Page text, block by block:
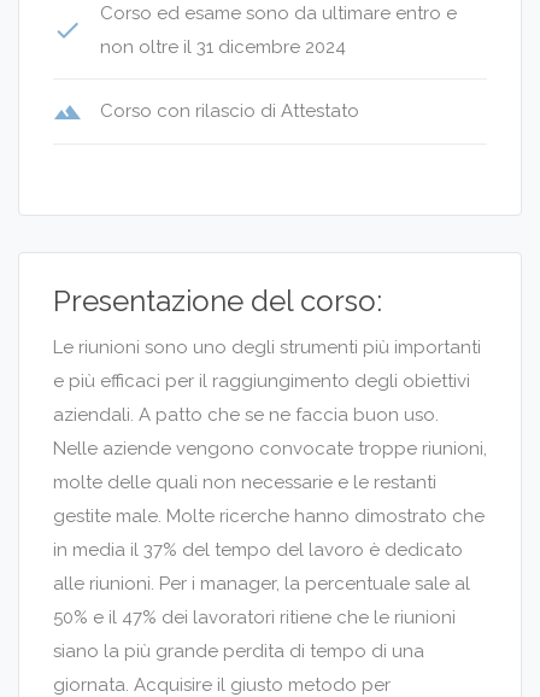
done
Corso ed esame sono da ultimare entro e
non oltre il 31 dicembre 2024
terrain Corso con rilascio di Attestato
Presentazione del corso:
Le riunioni sono uno degli strumenti più importanti
e più efficaci per il raggiungimento degli obiettivi
aziendali. A patto che se ne faccia buon uso.
Nelle aziende vengono convocate troppe riunioni,
molte delle quali non necessarie e le restanti
gestite male. Molte ricerche hanno dimostrato che
in media il 37% del tempo del lavoro è dedicato
alle riunioni. Per i manager, la percentuale sale al
50% e il 47% dei lavoratori ritiene che le riunioni
siano la più grande perdita di tempo di una
giornata. Acquisire il giusto metodo per